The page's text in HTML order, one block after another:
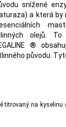
snížené
a která
olejů.
®
původu.
titrovaný na